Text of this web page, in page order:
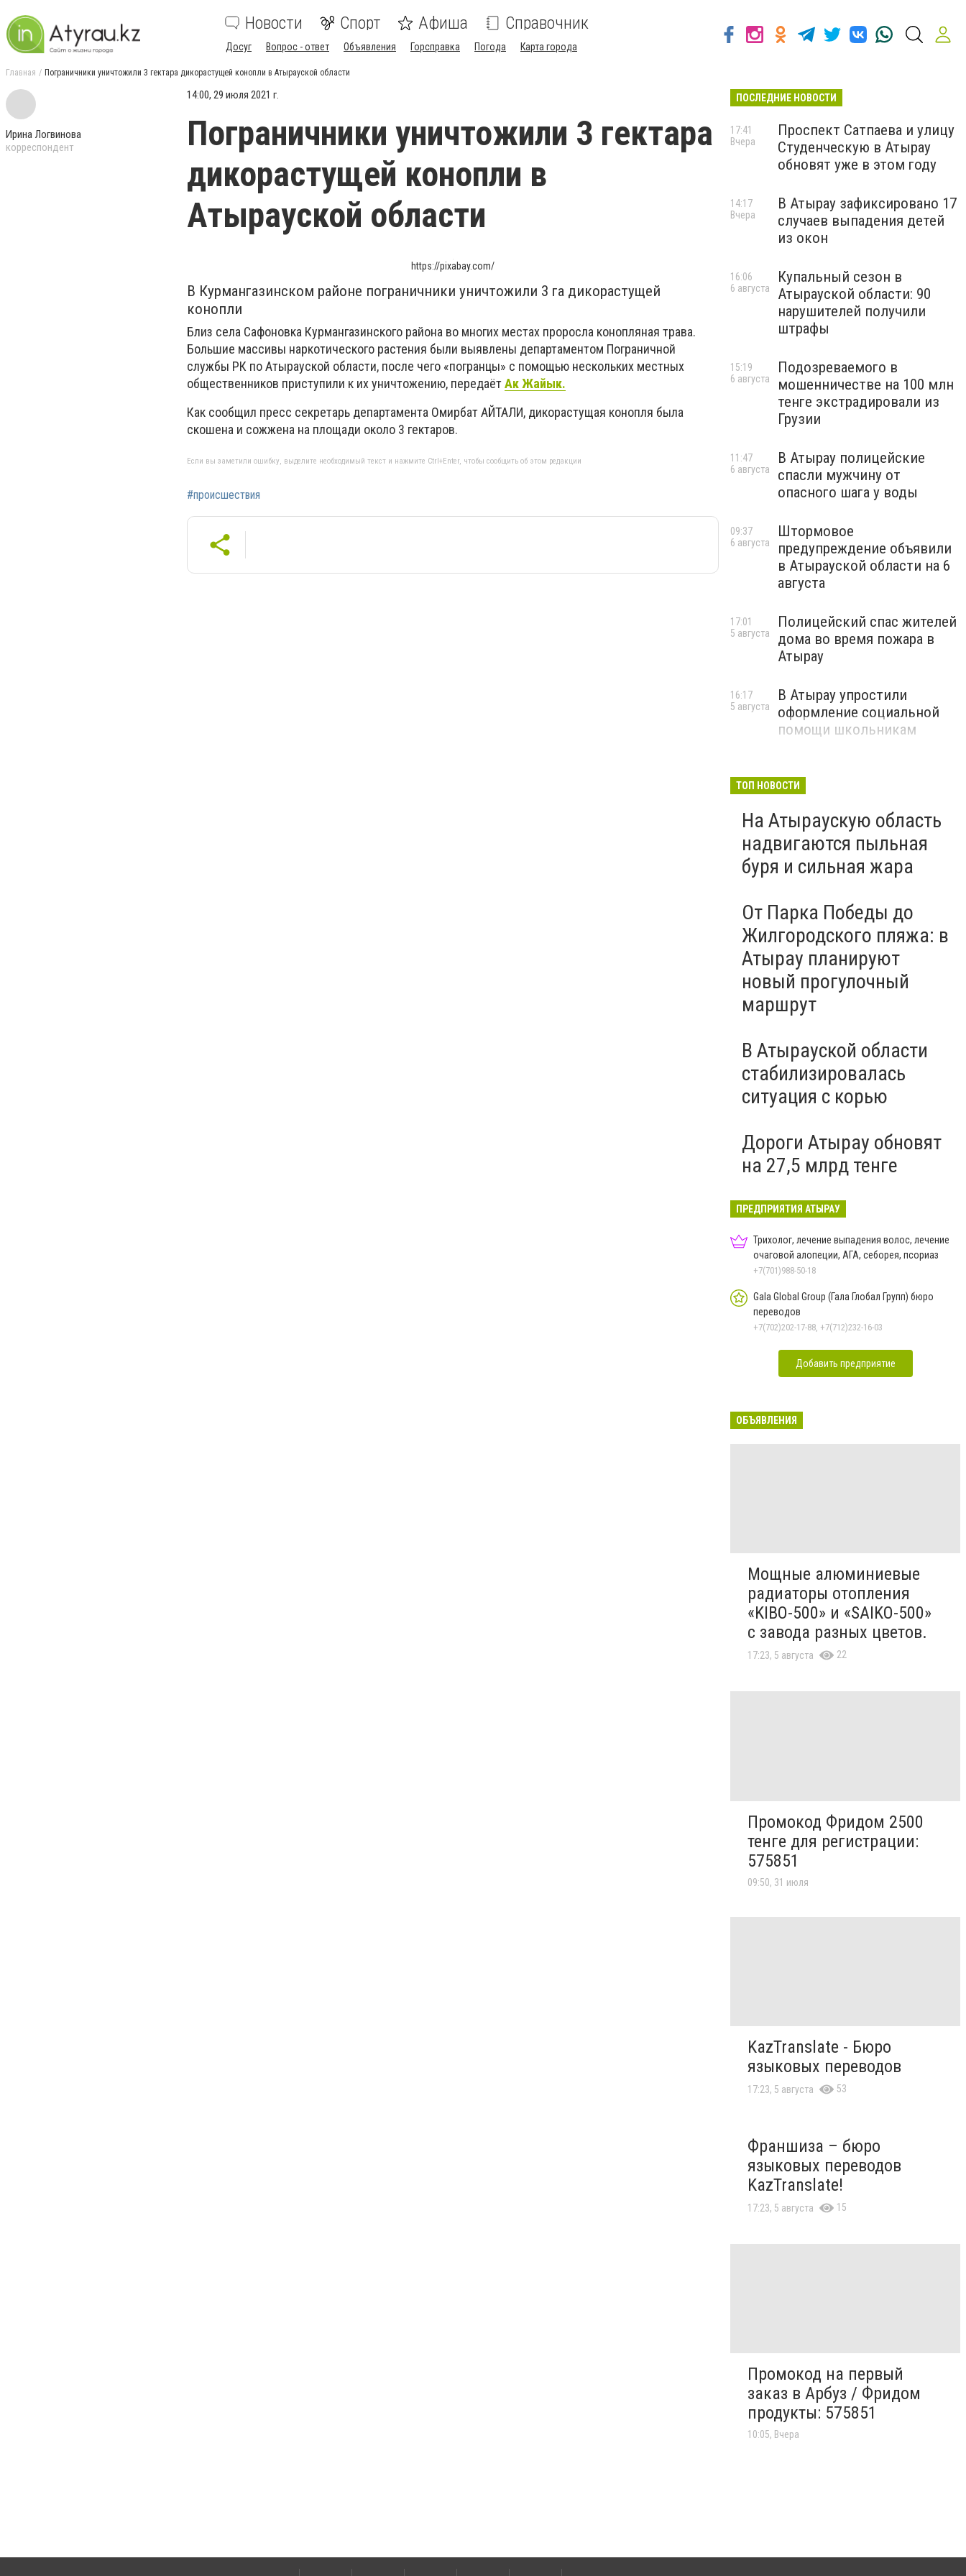
Новости Спорт Афиша Справочник
Досуг Вопрос - ответ Объявления Горсправка Погода Карта города
Главная Пограничники уничтожили 3 гектара дикорастущей конопли в Атырауской области
Ирина Логвинова
корреспондент
14:00, 29 июля 2021 г.
Пограничники уничтожили 3 гектара
дикорастущей конопли в
Атырауской области
https://pixabay.com/
В Курмангазинском районе пограничники уничтожили 3 га дикорастущей
конопли
Близ села Сафоновка Курмангазинского района во многих местах проросла конопляная трава.
Большие массивы наркотического растения были выявлены департаментом Пограничной
службы РК по Атырауской области, после чего «погранцы» с помощью нескольких местных
общественников приступили к их уничтожению, передаётАк Жайык.
Как сообщил пресс секретарь департамента Омирбат АЙТАЛИ, дикорастущая конопля была
скошена и сожжена на площади около 3 гектаров.
Если вы заметили ошибку, выделите необходимый текст и нажмите Ctrl+Enter, чтобы сообщить об этом редакции
#происшествия
ПОСЛЕДНИЕ НОВОСТИ
Проспект Сатпаева и улицу
Студенческую в Атырау
обновят уже в этом году
17:41
Вчера
В Атырау зафиксировано 17
случаев выпадения детей
из окон
14:17
Вчера
Купальный сезон в
Атырауской области: 90
нарушителей получили
штрафы
16:06
6 августа
Подозреваемого в
мошенничестве на 100 млн
тенге экстрадировали из
Грузии
15:19
6 августа
В Атырау полицейские
спасли мужчину от
опасного шага у воды
11:47
6 августа
Штормовое
предупреждение объявили
в Атырауской области на 6
августа
09:37
6 августа
Полицейский спас жителей
дома во время пожара в
Атырау
17:01
5 августа
В Атырау упростили
оформление социальной
помощи школьникам
16:17
5 августа
ТОП НОВОСТИ
На Атыраускую область
надвигаются пыльная
буря и сильная жара
От Парка Победы до
Жилгородского пляжа: в
Атырау планируют
новый прогулочный
маршрут
В Атырауской области
стабилизировалась
ситуация с корью
Дороги Атырау обновят
на 27,5 млрд тенге
ПРЕДПРИЯТИЯ АТЫРАУ
Трихолог, лечение выпадения волос, лечение
очаговой алопеции, АГА, себорея, псориаз
+7(701)988-50-18
Gala Global Group (Гала Глобал Групп) бюро
переводов
+7(702)202-17-88, +7(712)232-16-03
Добавить предприятие
ОБЪЯВЛЕНИЯ
Мощные алюминиевые
радиаторы отопления
«KIBO-500» и «SAIKO-500»
с завода разных цветов.
17:23, 5 августа 22
Промокод Фридом 2500
тенге для регистрации:
575851
09:50, 31 июля
KazTranslate - Бюро
языковых переводов
17:23, 5 августа 53
Франшиза – бюро
языковых переводов
KazTranslate!
17:23, 5 августа 15
Промокод на первый
заказ в Арбуз / Фридом
продукты: 575851
10:05, Вчера